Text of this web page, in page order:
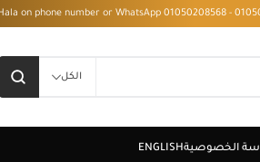
الكل